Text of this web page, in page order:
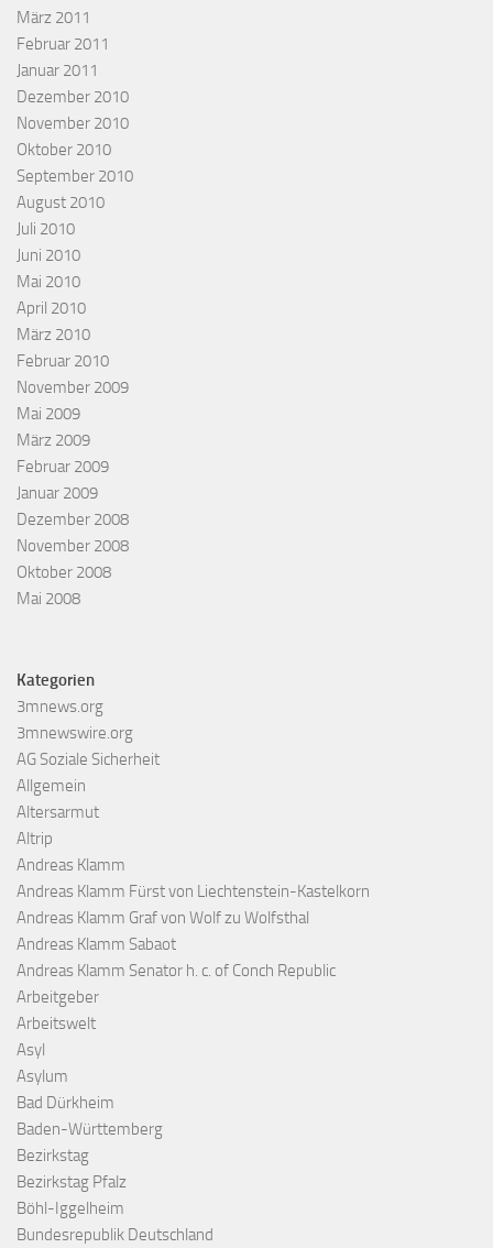
März 2011
Februar 2011
Januar 2011
Dezember 2010
November 2010
Oktober 2010
September 2010
August 2010
Juli 2010
Juni 2010
Mai 2010
April 2010
März 2010
Februar 2010
November 2009
Mai 2009
März 2009
Februar 2009
Januar 2009
Dezember 2008
November 2008
Oktober 2008
Mai 2008
Kategorien
3mnews.org
3mnewswire.org
AG Soziale Sicherheit
Allgemein
Altersarmut
Altrip
Andreas Klamm
Andreas Klamm Fürst von Liechtenstein-Kastelkorn
Andreas Klamm Graf von Wolf zu Wolfsthal
Andreas Klamm Sabaot
Andreas Klamm Senator h. c. of Conch Republic
Arbeitgeber
Arbeitswelt
Asyl
Asylum
Bad Dürkheim
Baden-Württemberg
Bezirkstag
Bezirkstag Pfalz
Böhl-Iggelheim
Bundesrepublik Deutschland